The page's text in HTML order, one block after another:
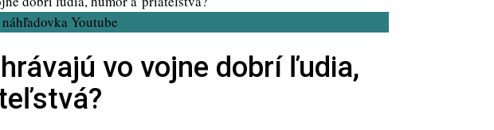
Youtube
vo vojne dobrí ľudia,